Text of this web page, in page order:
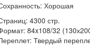
Хорошая
4300 стр.
84x108/32
Твердый